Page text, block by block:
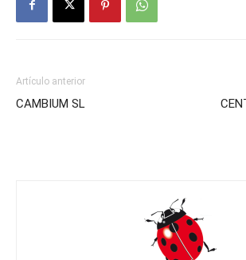
Artículo anterior
CAMBIUM SL